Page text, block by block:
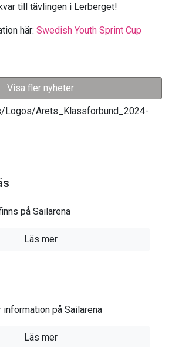
på Sailarena
Läs mer
på Sailarena
Läs mer
till tävlingen i Lerberget!
här: Swedish Youth Sprint Cup
Visa fler nyheter